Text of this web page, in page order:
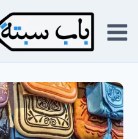
إلى
المحتوى